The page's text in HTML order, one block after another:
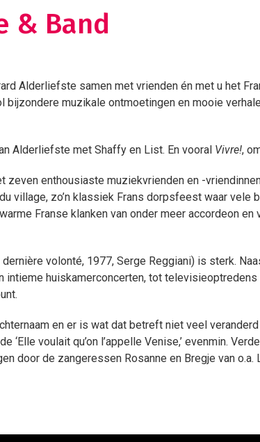
& Band
Alderliefste samen met vrienden én met u het
muzikale ontmoetingen en mooie
Alderliefste met Shaffy en List. En vooral Vivre!,
enthousiaste muziekvrienden en -
village, zo’n klassiek Frans dorpsfeest waar vele
Franse klanken van onder meer accordeon
volonté, 1977, Serge Reggiani) is sterk.
intieme huiskamerconcerten, tot
en er is wat dat betreft niet veel
‘Elle voulait qu’on l’appelle Venise,’ evenmin.
door de zangeressen Rosanne en Bregje van o.a.